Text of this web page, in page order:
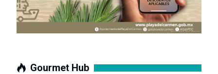
Gourmet Hub